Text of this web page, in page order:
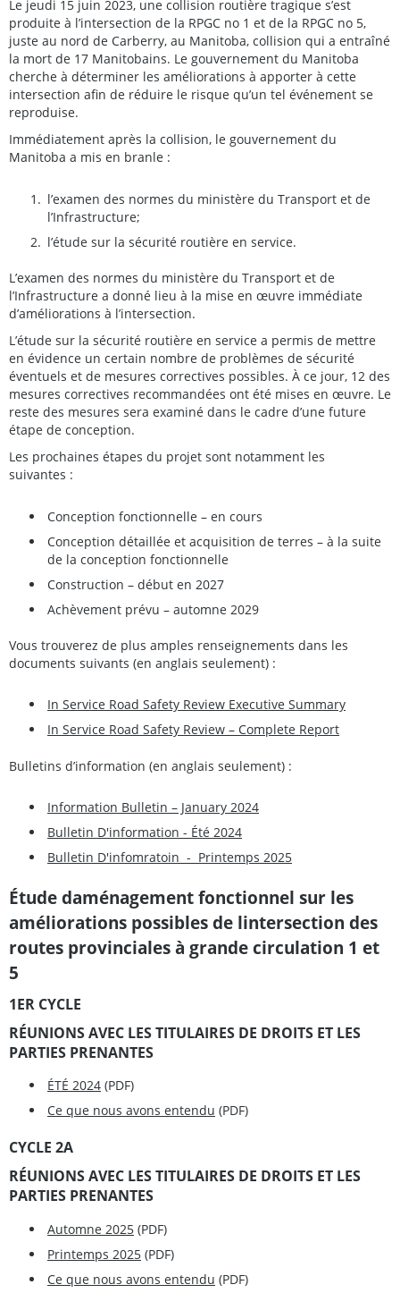
Le jeudi 15 juin 2023, une collision routière tragique s’est
produite à l’intersection de la RPGC no 1 et de la RPGC no 5,
juste au nord de Carberry, au Manitoba, collision qui a entraîné
la mort de 17 Manitobains. Le gouvernement du Manitoba
cherche à déterminer les améliorations à apporter à cette
intersection afin de réduire le risque qu’un tel événement se
reproduise.
Immédiatement après la collision, le gouvernement du
Manitoba a mis en branle :
l’examen des normes du ministère du Transport et de
l’Infrastructure;
l’étude sur la sécurité routière en service.
L’examen des normes du ministère du Transport et de
l’Infrastructure a donné lieu à la mise en œuvre immédiate
d’améliorations à l’intersection.
L’étude sur la sécurité routière en service a permis de mettre
en évidence un certain nombre de problèmes de sécurité
éventuels et de mesures correctives possibles. À ce jour, 12 des
mesures correctives recommandées ont été mises en œuvre. Le
reste des mesures sera examiné dans le cadre d’une future
étape de conception.
Les prochaines étapes du projet sont notamment les
suivantes :
Conception fonctionnelle – en cours
Conception détaillée et acquisition de terres – à la suite
de la conception fonctionnelle
Construction – début en 2027
Achèvement prévu – automne 2029
Vous trouverez de plus amples renseignements dans les
documents suivants (en anglais seulement) :
In Service Road Safety Review Executive Summary
In Service Road Safety Review – Complete Report
Bulletins d’information (en anglais seulement) :
Information Bulletin – January 2024
Bulletin D'information - Été 2024
Bulletin D'infomratoin - Printemps 2025
Étude daménagement fonctionnel sur les
améliorations possibles de lintersection des
routes provinciales à grande circulation 1 et
5
1ER CYCLE
RÉUNIONS AVEC LES TITULAIRES DE DROITS ET LES
PARTIES PRENANTES
ÉTÉ 2024 (PDF)
Ce que nous avons entendu (PDF)
CYCLE 2A
RÉUNIONS AVEC LES TITULAIRES DE DROITS ET LES
PARTIES PRENANTES
Automne 2025 (PDF)
Printemps 2025 (PDF)
Ce que nous avons entendu (PDF)